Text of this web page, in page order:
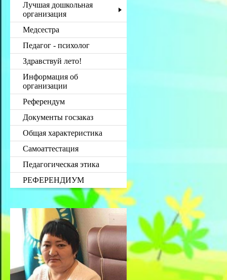
Лучшая дошкольная
организация
Медсестра
Педагог - психолог
Здравствуй лето!
Информация об
организации
Референдум
Документы госзаказ
Общая характеристика
Самоаттестация
Педагогическая этика
РЕФЕРЕНДИУМ